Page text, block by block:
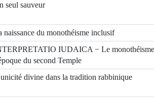
seul sauveur
naissance du monothéisme inclusif
IUDAICA − Le
du second Temple
divine dans la tradition rabbinique